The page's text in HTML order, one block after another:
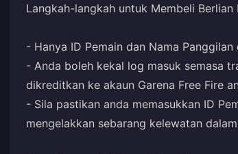
Langkah-langkah untuk Membeli Berlian
- Hanya ID Pemain dan Nama
- Anda boleh kekal log masuk semasa
dikreditkan ke akaun Garena Free Fire
- Sila pastikan anda memasukkan ID
mengelakkan sebarang kelewatan